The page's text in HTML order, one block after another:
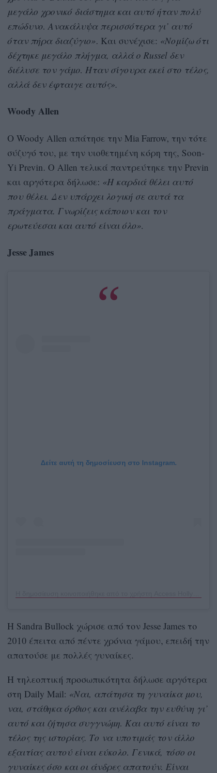
μεγάλο χρονικό διάστημα και αυτό ήταν πολύ
επώδυνο. Ανακάλυψα περισσότερα γι’ αυτό
όταν πήρα διαζύγιο». Και συνέχισε: «Νομίζω ότι
δέχτηκε μεγάλο πλήγμα, αλλά ο Russel δεν
διέλυσε τον γάμο. Ήταν σίγουρα εκεί στο τέλος,
αλλά δεν έφταιγε αυτός».
Woody Allen
Ο Woody Allen απάτησε την Mia Farrow, την τότε
σύζυγό του, με την υιοθετημένη κόρη της, Soon-
Yi Previn. Ο Allen τελικά παντρεύτηκε την Previn
και αργότερα δήλωσε: «Η καρδιά θέλει αυτό
που θέλει. Δεν υπάρχει λογική σε αυτά τα
πράγματα. Γνωρίζεις κάποιον και τον
ερωτεύεσαι και αυτό είναι όλο».
Jesse James
Δείτε αυτή τη δημοσίευση στο Instagram.
Η Sandra Bullock χώρισε από τον Jesse James το
2010 έπειτα από πέντε χρόνια γάμου, επειδή την
απατούσε με πολλές γυναίκες.
Η τηλεοπτική προσωπικότητα δήλωσε αργότερα
στη Daily Mail: «Ναι, απάτησα τη γυναίκα μου,
ναι, στάθηκα όρθιος και ανέλαβα την ευθύνη γι’
αυτό και ζήτησα συγγνώμη. Και αυτό είναι το
τέλος της ιστορίας. Το να υποτιμάς τον άλλο
εξαιτίας αυτού είναι εύκολο. Γενικά, τόσο οι
γυναίκες όσο και οι άνδρες απατούν. Είναι